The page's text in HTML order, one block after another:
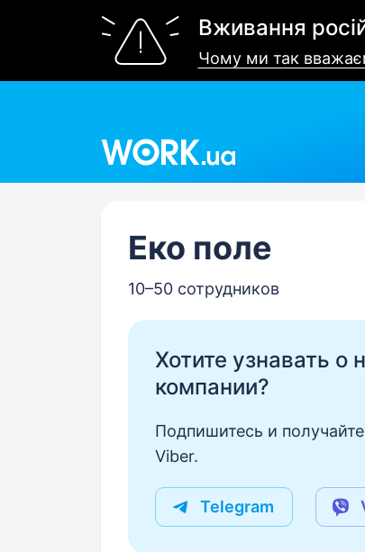
Вживання
Чому ми так
Еко поле
10–50 сотрудников
Хотите узнавать о
компании?
Подпишитесь и
Viber.
Telegram